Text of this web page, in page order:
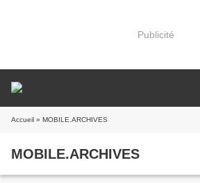
Publicité
Accueil » MOBILE.ARCHIVES
MOBILE.ARCHIVES